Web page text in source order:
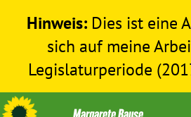
Hinweis: Dies ist eine
sich auf meine
Legislaturperiode